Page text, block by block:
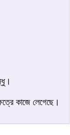
কাজে লেগেছে।